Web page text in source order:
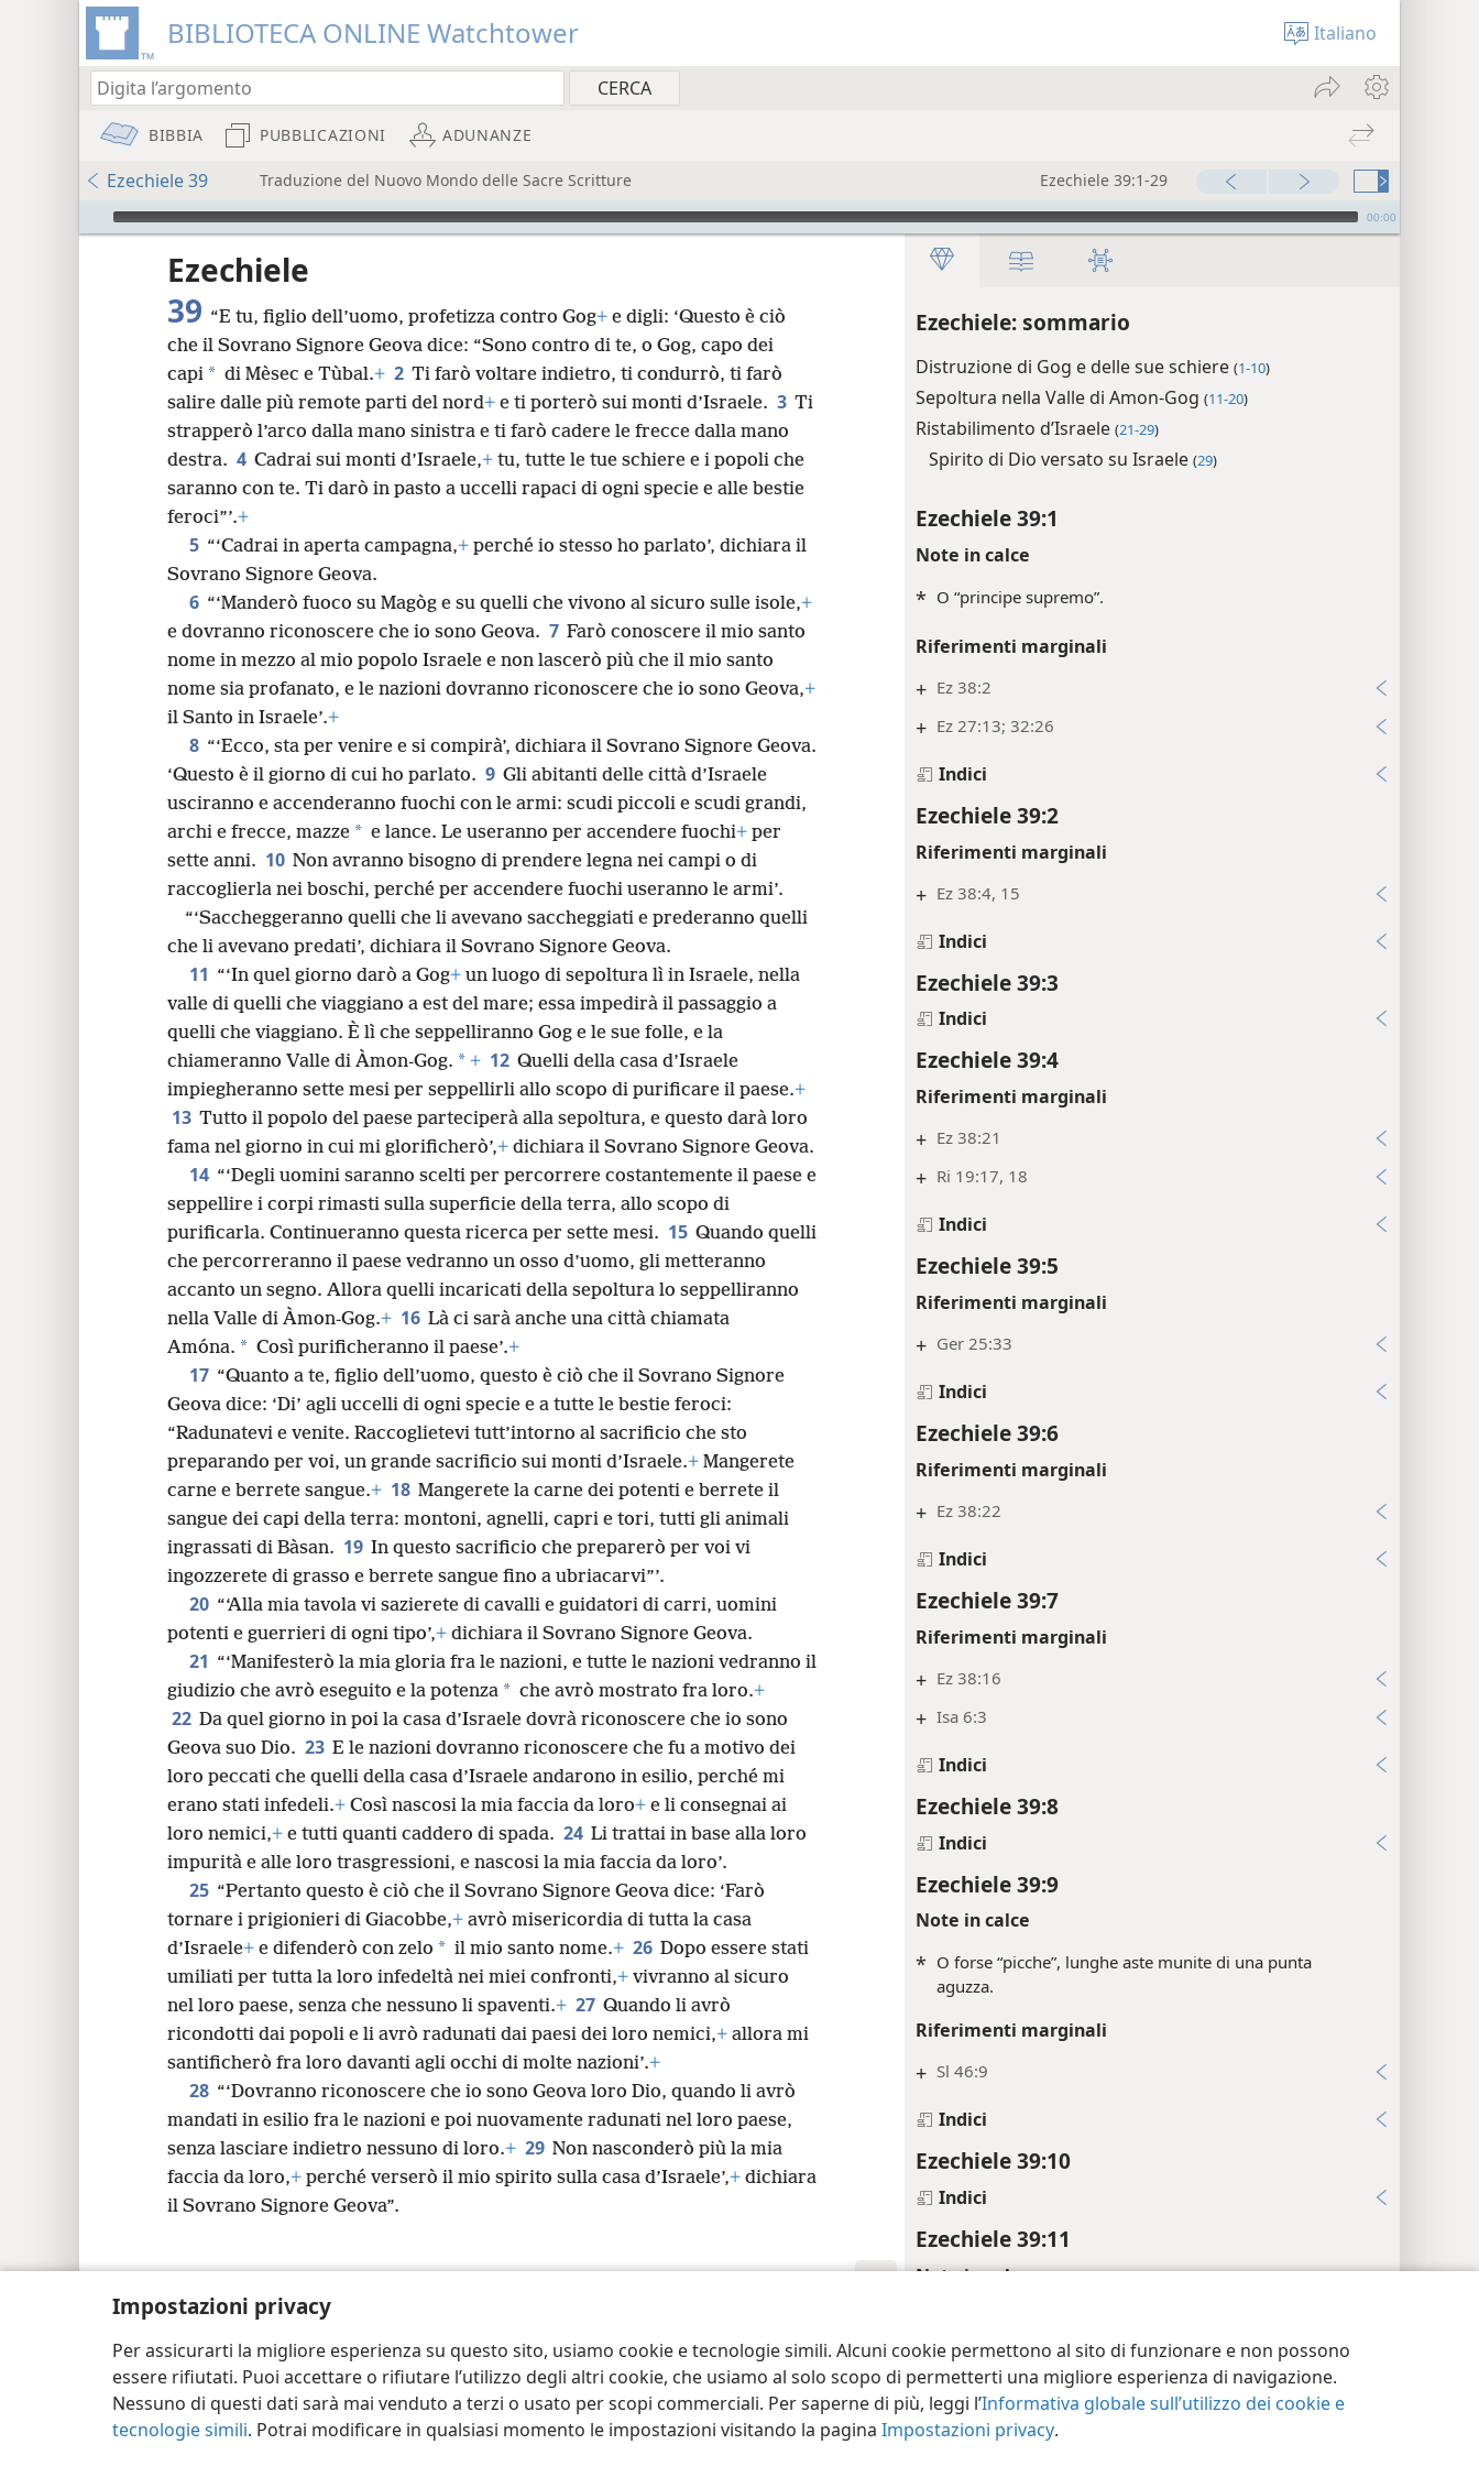
Impostazioni privacy
Per assicurarti la migliore esperienza su questo sito, usiamo cookie e tecnologie simili. Alcuni cookie permettono al sito di funzionare e non possono
essere rifiutati. Puoi accettare o rifiutare l’utilizzo degli altri cookie, che usiamo al solo scopo di permetterti una migliore esperienza di navigazione.
Nessuno di questi dati sarà mai venduto a terzi o usato per scopi commerciali. Per saperne di più, leggi l’Informativa globale sull’utilizzo dei cookie e
tecnologie simili. Potrai modificare in qualsiasi momento le impostazioni visitando la pagina Impostazioni privacy.
BIBLIOTECA ONLINE Watchtower Italiano
BIBBIA PUBBLICAZIONI ADUNANZE
Ezechiele 39 Traduzione del Nuovo Mondo delle Sacre Scritture Ezechiele 39:1-29
Audio Player 00:00
Ezechiele: sommario
Distruzione di Gog e delle sue schiere (1-10)
Sepoltura nella Valle di Amon-Gog (11-20)
Ristabilimento d’Israele (21-29)
Spirito di Dio versato su Israele (29)
Ezechiele 39:1
Note in calce
* O “principe supremo”.
Riferimenti marginali
+ Ez 38:2
+ Ez 27:13; 32:26
Indici
Ezechiele 39:2
Riferimenti marginali
+ Ez 38:4, 15
Indici
Ezechiele 39:3
Indici
Ezechiele 39:4
Riferimenti marginali
+ Ez 38:21
+ Ri 19:17, 18
Indici
Ezechiele 39:5
Riferimenti marginali
+ Ger 25:33
Indici
Ezechiele 39:6
Riferimenti marginali
+ Ez 38:22
Indici
Ezechiele 39:7
Riferimenti marginali
+ Ez 38:16
+ Isa 6:3
Indici
Ezechiele 39:8
Indici
Ezechiele 39:9
Note in calce
* O forse “picche”, lunghe aste munite di una punta
aguzza.
Riferimenti marginali
+ Sl 46:9
Indici
Ezechiele 39:10
Indici
Ezechiele 39:11
Note in calce
Riferimenti marginali
+ Ez 38:2
Ez 39:15
Ezechiele
39 “E tu, figlio dell’uomo, profetizza contro Gog+ e digli: ‘Questo è ciò
che il Sovrano Signore Geova dice: “Sono contro di te, o Gog, capo dei
capi * di Mèsec e Tùbal.+ 2 Ti farò voltare indietro, ti condurrò, ti farò
salire dalle più remote parti del nord+ e ti porterò sui monti d’Israele. 3 Ti
strapperò l’arco dalla mano sinistra e ti farò cadere le frecce dalla mano
destra. 4 Cadrai sui monti d’Israele,+ tu, tutte le tue schiere e i popoli che
saranno con te. Ti darò in pasto a uccelli rapaci di ogni specie e alle bestie
feroci”’.+
5 “‘Cadrai in aperta campagna,+ perché io stesso ho parlato’, dichiara il
Sovrano Signore Geova.
6 “‘Manderò fuoco su Magòg e su quelli che vivono al sicuro sulle isole,+
e dovranno riconoscere che io sono Geova. 7 Farò conoscere il mio santo
nome in mezzo al mio popolo Israele e non lascerò più che il mio santo
nome sia profanato, e le nazioni dovranno riconoscere che io sono Geova,+
il Santo in Israele’.+
8 “‘Ecco, sta per venire e si compirà’, dichiara il Sovrano Signore Geova.
‘Questo è il giorno di cui ho parlato. 9 Gli abitanti delle città d’Israele
usciranno e accenderanno fuochi con le armi: scudi piccoli e scudi grandi,
archi e frecce, mazze * e lance. Le useranno per accendere fuochi+ per
sette anni. 10 Non avranno bisogno di prendere legna nei campi o di
raccoglierla nei boschi, perché per accendere fuochi useranno le armi’.
“‘Saccheggeranno quelli che li avevano saccheggiati e prederanno quelli
che li avevano predati’, dichiara il Sovrano Signore Geova.
11 “‘In quel giorno darò a Gog+ un luogo di sepoltura lì in Israele, nella
valle di quelli che viaggiano a est del mare; essa impedirà il passaggio a
quelli che viaggiano. È lì che seppelliranno Gog e le sue folle, e la
chiameranno Valle di Àmon-Gog. * + 12 Quelli della casa d’Israele
impiegheranno sette mesi per seppellirli allo scopo di purificare il paese.+
13 Tutto il popolo del paese parteciperà alla sepoltura, e questo darà loro
fama nel giorno in cui mi glorificherò’,+ dichiara il Sovrano Signore Geova.
14 “‘Degli uomini saranno scelti per percorrere costantemente il paese e
seppellire i corpi rimasti sulla superficie della terra, allo scopo di
purificarla. Continueranno questa ricerca per sette mesi. 15 Quando quelli
che percorreranno il paese vedranno un osso d’uomo, gli metteranno
accanto un segno. Allora quelli incaricati della sepoltura lo seppelliranno
nella Valle di Àmon-Gog.+ 16 Là ci sarà anche una città chiamata
Amóna. * Così purificheranno il paese’.+
17 “Quanto a te, figlio dell’uomo, questo è ciò che il Sovrano Signore
Geova dice: ‘Di’ agli uccelli di ogni specie e a tutte le bestie feroci:
“Radunatevi e venite. Raccoglietevi tutt’intorno al sacrificio che sto
preparando per voi, un grande sacrificio sui monti d’Israele.+ Mangerete
carne e berrete sangue.+ 18 Mangerete la carne dei potenti e berrete il
sangue dei capi della terra: montoni, agnelli, capri e tori, tutti gli animali
ingrassati di Bàsan. 19 In questo sacrificio che preparerò per voi vi
ingozzerete di grasso e berrete sangue fino a ubriacarvi”’.
20 “‘Alla mia tavola vi sazierete di cavalli e guidatori di carri, uomini
potenti e guerrieri di ogni tipo’,+ dichiara il Sovrano Signore Geova.
21 “‘Manifesterò la mia gloria fra le nazioni, e tutte le nazioni vedranno il
giudizio che avrò eseguito e la potenza * che avrò mostrato fra loro.+
22 Da quel giorno in poi la casa d’Israele dovrà riconoscere che io sono
Geova suo Dio. 23 E le nazioni dovranno riconoscere che fu a motivo dei
loro peccati che quelli della casa d’Israele andarono in esilio, perché mi
erano stati infedeli.+ Così nascosi la mia faccia da loro+ e li consegnai ai
loro nemici,+ e tutti quanti caddero di spada. 24 Li trattai in base alla loro
impurità e alle loro trasgressioni, e nascosi la mia faccia da loro’.
25 “Pertanto questo è ciò che il Sovrano Signore Geova dice: ‘Farò
tornare i prigionieri di Giacobbe,+ avrò misericordia di tutta la casa
d’Israele+ e difenderò con zelo * il mio santo nome.+ 26 Dopo essere stati
umiliati per tutta la loro infedeltà nei miei confronti,+ vivranno al sicuro
nel loro paese, senza che nessuno li spaventi.+ 27 Quando li avrò
ricondotti dai popoli e li avrò radunati dai paesi dei loro nemici,+ allora mi
santificherò fra loro davanti agli occhi di molte nazioni’.+
28 “‘Dovranno riconoscere che io sono Geova loro Dio, quando li avrò
mandati in esilio fra le nazioni e poi nuovamente radunati nel loro paese,
senza lasciare indietro nessuno di loro.+ 29 Non nasconderò più la mia
faccia da loro,+ perché verserò il mio spirito sulla casa d’Israele’,+ dichiara
il Sovrano Signore Geova”.
Copyright © 2026 Watch Tower Bible and Tract Society of Pennsylvania